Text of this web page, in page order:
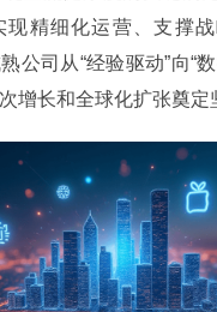
现精细化运营、支撑
公司从“经验驱动”向“
增长和全球化扩张奠定